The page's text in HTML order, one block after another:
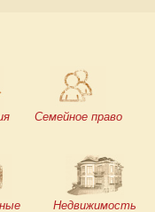
Семейное право
Недвижимость